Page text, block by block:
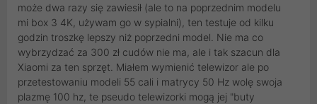
może dwa razy się zawiesił (ale to na poprzednim modelu
mi box 3 4K, używam go w sypialni), ten testuje od kilku
godzin troszkę lepszy niż poprzedni model. Nie ma co
wybrzydzać za 300 zł cudów nie ma, ale i tak szacun dla
Xiaomi za ten sprzęt. Miałem wymienić telewizor ale po
przetestowaniu modeli 55 cali i matrycy 50 Hz wolę swoja
plazmę 100 hz, te pseudo telewizorki mogą jej "buty